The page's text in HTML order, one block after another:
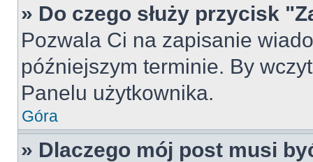
» Do czego służy przycisk
Pozwala Ci na zapisanie
późniejszym terminie. By
Panelu użytkownika.
Góra
» Dlaczego mój post musi